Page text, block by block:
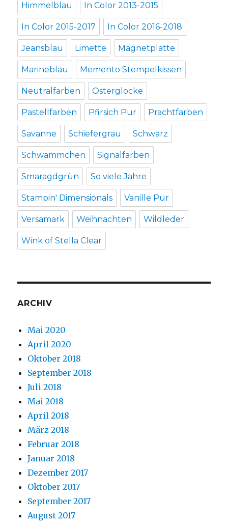
Himmelblau In Color 2013-2015
In Color 2015-2017 In Color 2016-2018
Jeansblau Limette Magnetplatte
Marineblau Memento Stempelkissen
Neutralfarben Osterglocke
Pastellfarben Pfirsich Pur Prachtfarben
Savanne Schiefergrau Schwarz
Schwämmchen Signalfarben
Smaragdgrün So viele Jahre
Stampin' Dimensionals Vanille Pur
Versamark Weihnachten Wildleder
Wink of Stella Clear
ARCHIV
Mai 2020
April 2020
Oktober 2018
September 2018
Juli 2018
Mai 2018
April 2018
März 2018
Februar 2018
Januar 2018
Dezember 2017
Oktober 2017
September 2017
August 2017